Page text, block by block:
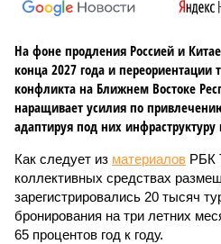
На фоне продления Россией и
конца 2027 года и переориентации
конфликта на Ближнем Востоке
наращивает усилия по
адаптируя под них инфраструктуру
Как следует из материалов РБК
коллективных средствах
зарегистрировались 20 тысяч
бронирования на три летних
65 процентов год к году.